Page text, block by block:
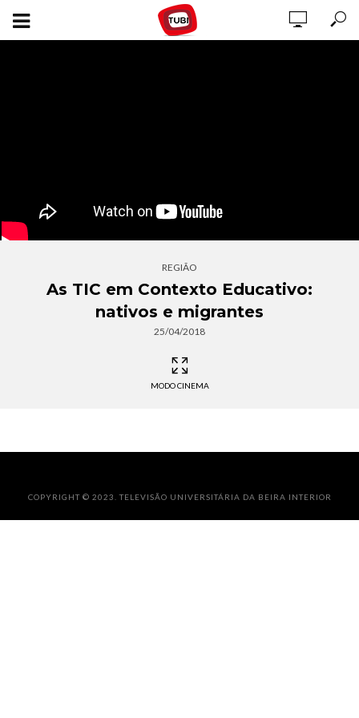
REGIÃO
As TIC em Contexto Educativo:
nativos e migrantes
25/04/2018
MODO CINEMA
COPYRIGHT © 2023. TELEVISÃO UNIVERSITÁRIA DA BEIRA INTERIOR